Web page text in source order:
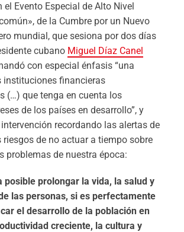
el Evento Especial de Alto Nivel
de la Cumbre por un Nuevo
mundial, que sesiona por dos días
cubano Miguel Díaz Canel
con especial énfasis “una
instituciones financieras
(…) que tenga en cuenta los
de los países en desarrollo”, y
recordando las alertas de
riesgos de no actuar a tiempo sobre
problemas de nuestra época:
posible prolongar la vida, la salud y
las personas, si es perfectamente
el desarrollo de la población en
creciente, la cultura y